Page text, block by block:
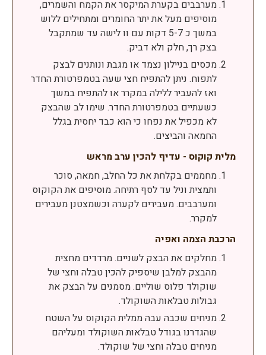
מערבבים בקערת המיקסר את הקמח והשמרים,
מוסיפים מעל את יתר החומרים ומתחילים ללוש
במשך כ 5-7 דקות עם וו לישה עד שמתקבל
בצק רך, חלק ולא דביק.
מכסים בניילון נצמד או מגבת ונותנים לבצק
לתפוח. ניתן להתפיח חצי שעה בטמפרטורת החדר
ואז להעביר ללילה במקרר או להתפיח במשך
כשעתיים בטמפרטורת החדר. שימו לב שהבצק
לא מכפיל את נפחו כי הוא כבד יחסית בגלל
החמאה והביצים.
מלית קוקוס - עדיף להכין ערב מראש
מחממים בקלחת את כל החלב, חמאה, סוכר
ותמצית וניל עד לסף רתיחה. מוסיפים את הקוקוס
ומערבבים. מעבירים לקערה וכשמצטנן מעבירים
למקרר.
הרכבת הצמה ואפיה
מחלקים את הבצק לשניים. מרדדים מחצית
מהבצק למלבן שיספיק להכין טבלה וחצי של
שוקולד פלוס שוליים. מסמנים על הבצק את
גבולות טבלאות השוקולד.
מניחים שכבה עבה ממלית הקוקוס על השטח
שהגדרנו בגודל טבלאות השוקולד ומעליהם
מניחים טבלה וחצי של שוקולד.